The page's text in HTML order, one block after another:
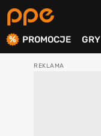
PROMOCJE GRY